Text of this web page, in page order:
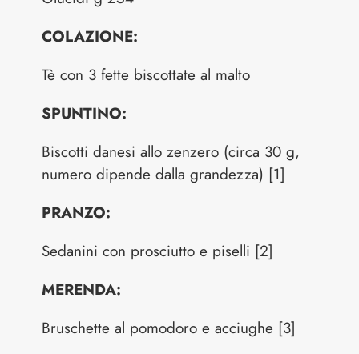
COLAZIONE:
Tè con 3 fette biscottate al malto
SPUNTINO:
Biscotti danesi allo zenzero (circa 30 g,
numero dipende dalla grandezza) [1]
PRANZO:
Sedanini con prosciutto e piselli [2]
MERENDA:
Bruschette al pomodoro e acciughe [3]